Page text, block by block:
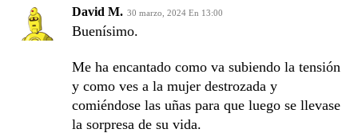
David M. 30 marzo, 2024 En 13:00
Buenísimo.
Me ha encantado como va subiendo la tensión
y como ves a la mujer destrozada y
comiéndose las uñas para que luego se llevase
la sorpresa de su vida.